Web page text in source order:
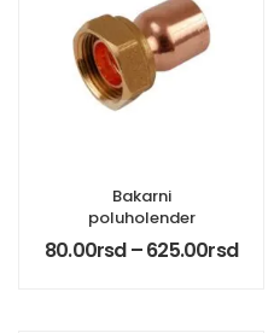
Bakarni
poluholender
80.00rsd–625.00rsd